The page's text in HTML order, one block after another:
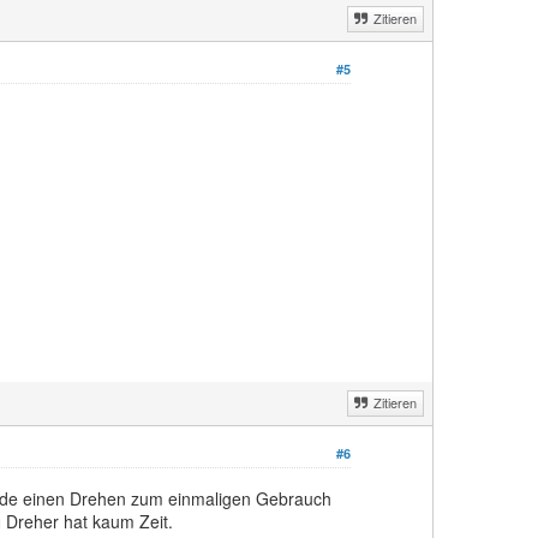
Zitieren
#5
Zitieren
#6
einen Drehen zum einmaligen Gebrauch
hat kaum Zeit.